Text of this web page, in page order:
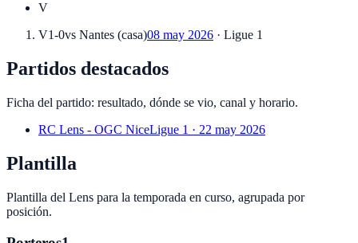
V
V1-0vs Nantes (casa)08 may 2026 · Ligue 1
Partidos destacados
Ficha del partido: resultado, dónde se vio, canal y horario.
RC Lens - OGC NiceLigue 1 · 22 may 2026
Plantilla
Plantilla del Lens para la temporada en curso, agrupada por
posición.